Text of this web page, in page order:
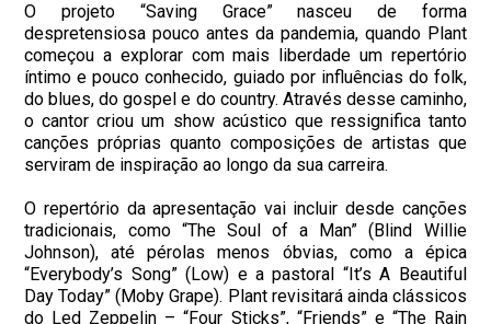
O projeto “Saving Grace” nasceu de forma
despretensiosa pouco antes da pandemia, quando Plant
começou a explorar com mais liberdade um repertório
íntimo e pouco conhecido, guiado por influências do folk,
do blues, do gospel e do country. Através desse caminho,
o cantor criou um show acústico que ressignifica tanto
canções próprias quanto composições de artistas que
serviram de inspiração ao longo da sua carreira.
O repertório da apresentação vai incluir desde canções
tradicionais, como “The Soul of a Man” (Blind Willie
Johnson), até pérolas menos óbvias, como a épica
“Everybody’s Song” (Low) e a pastoral “It’s A Beautiful
Day Today” (Moby Grape). Plant revisitará ainda clássicos
do Led Zeppelin – “Four Sticks”, “Friends” e “The Rain